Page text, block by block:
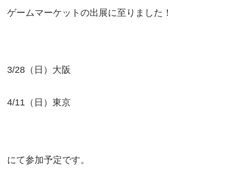
ゲームマーケットの出展に至りました！
3/28（日）大阪
4/11（日）東京
にて参加予定です。